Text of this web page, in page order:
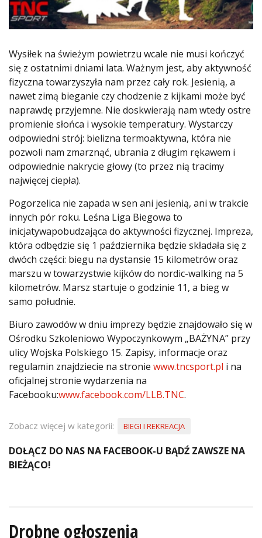
Wysiłek na świeżym powietrzu wcale nie musi kończyć
się z ostatnimi dniami lata. Ważnym jest, aby aktywność
fizyczna towarzyszyła nam przez cały rok. Jesienią, a
nawet zimą bieganie czy chodzenie z kijkami może być
naprawdę przyjemne. Nie doskwierają nam wtedy ostre
promienie słońca i wysokie temperatury. Wystarczy
odpowiedni strój: bielizna termoaktywna, która nie
pozwoli nam zmarznąć, ubrania z długim rękawem i
odpowiednie nakrycie głowy (to przez nią tracimy
najwięcej ciepła).
Pogorzelica nie zapada w sen ani jesienią, ani w trakcie
innych pór roku. Leśna Liga Biegowa to
inicjatywapobudzająca do aktywności fizycznej. Impreza,
która odbędzie się 1 października będzie składała się z
dwóch części: biegu na dystansie 15 kilometrów oraz
marszu w towarzystwie kijków do nordic-walking na 5
kilometrów. Marsz startuje o godzinie 11, a bieg w
samo południe.
Biuro zawodów w dniu imprezy będzie znajdowało się w
Ośrodku Szkoleniowo Wypoczynkowym „BAŻYNA” przy
ulicy Wojska Polskiego 15. Zapisy, informacje oraz
regulamin znajdziecie na stronie www.tncsport.pl i na
oficjalnej stronie wydarzenia na
Facebooku:www.facebook.com/LLB.TNC.
Zobacz więcej w kategorii: BIEGI I REKREACJA
DOŁĄCZ DO NAS NA FACEBOOK-U BĄDŹ ZAWSZE NA
BIEŻĄCO!
Drobne ogłoszenia